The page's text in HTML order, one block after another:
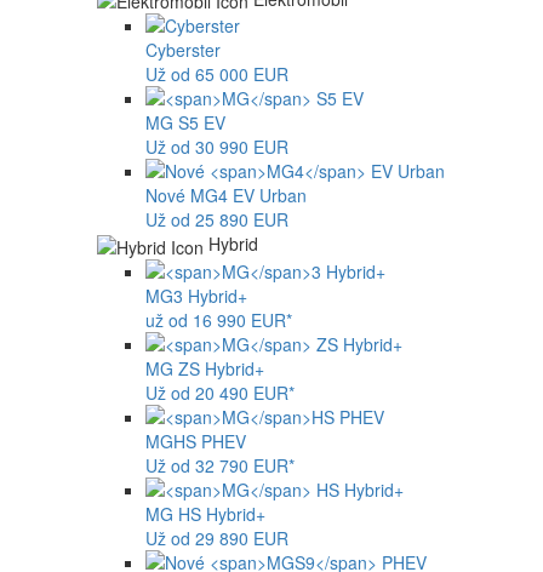
Cyberster
Už od 65 000 EUR
MG S5 EV
Už od 30 990 EUR
Nové MG4 EV Urban
Už od 25 890 EUR
Hybrid
MG3 Hybrid+
už od 16 990 EUR*
MG ZS Hybrid+
Už od 20 490 EUR*
MGHS PHEV
Už od 32 790 EUR*
MG HS Hybrid+
Už od 29 890 EUR